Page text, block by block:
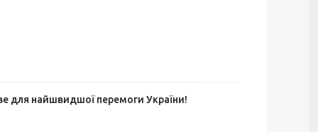
для найшвидшої перемоги України!